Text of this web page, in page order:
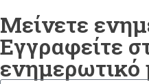
Μείνετε
Εγγραφείτε
ενημερωτικό